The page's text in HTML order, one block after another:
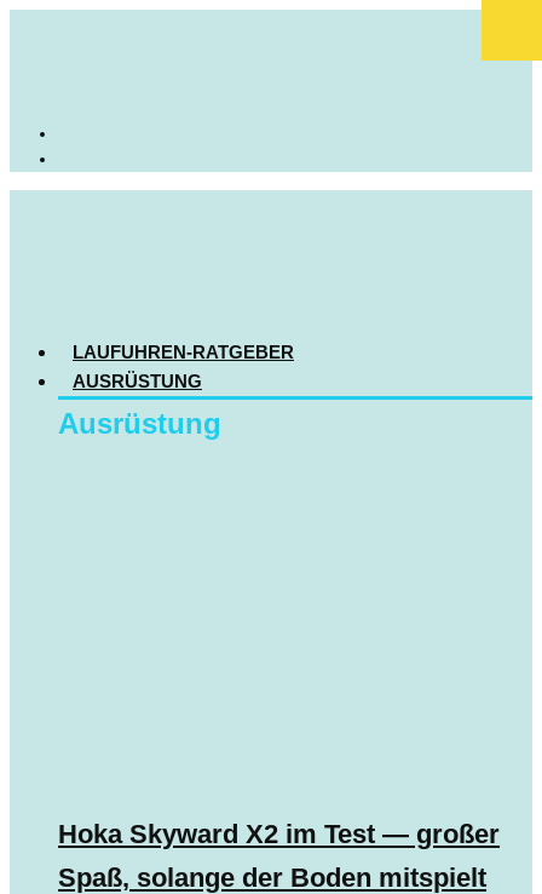
LAUFUHREN-RATGEBER
AUSRÜSTUNG
Ausrüstung
Hoka Skyward X2 im Test — großer
Spaß, solange der Boden mitspielt